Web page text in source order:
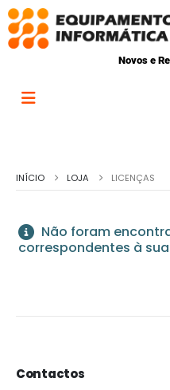
Novos e
INÍCIO LOJA LICENÇAS
Não foram
correspondentes à
Contactos